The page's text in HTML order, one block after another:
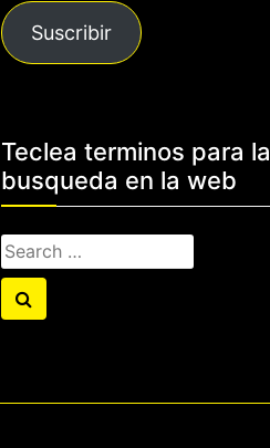
correo
electrónico
Suscribir
Teclea terminos para la
busqueda en la web
Search
for:
Search